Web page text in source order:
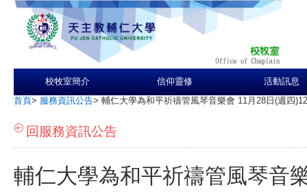
校牧室簡介 信仰靈修 活動訊息
首頁> 服務資訊公告> 輔仁大學為和平祈禱管風琴音樂會 11月28日(週四
回服務資訊公告
輔仁大學為和平祈禱管風琴音